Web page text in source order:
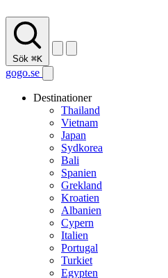
Sök ⌘K
gogo.se
Destinationer
Thailand
Vietnam
Japan
Sydkorea
Bali
Spanien
Grekland
Kroatien
Albanien
Cypern
Italien
Portugal
Turkiet
Egypten